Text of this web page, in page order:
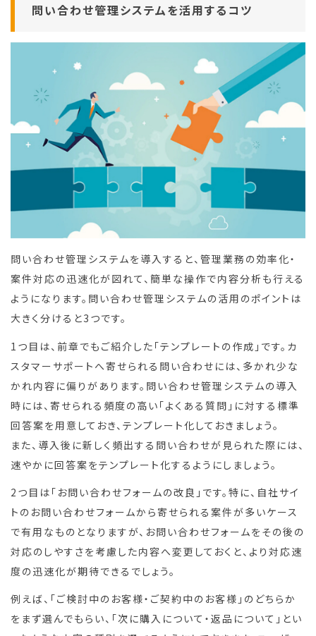
問い合わせ管理システムを活用するコツ
問い合わせ管理システムを導入すると、管理業務の効率化・
案件対応の迅速化が図れて、簡単な操作で内容分析も行える
ようになります。問い合わせ管理システムの活用のポイントは
大きく分けると3つです。
1つ目は、前章でもご紹介した「テンプレートの作成」です。カ
スタマーサポートへ寄せられる問い合わせには、多かれ少な
かれ内容に偏りがあります。問い合わせ管理システムの導入
時には、寄せられる頻度の高い「よくある質問」に対する標準
回答案を用意しておき、テンプレート化しておきましょう。
また、導入後に新しく頻出する問い合わせが見られた際には、
速やかに回答案をテンプレート化するようにしましょう。
2つ目は「お問い合わせフォームの改良」です。特に、自社サイ
トのお問い合わせフォームから寄せられる案件が多いケース
で有用なものとなりますが、お問い合わせフォームをその後の
対応のしやすさを考慮した内容へ変更しておくと、より対応速
度の迅速化が期待できるでしょう。
例えば、「ご検討中のお客様・ご契約中のお客様」のどちらか
をまず選んでもらい、「次に購入について・返品について」とい